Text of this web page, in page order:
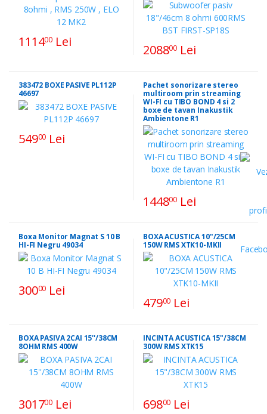
111400 Lei
208800 Lei
383472 BOXE PASIVE PL112P
46697
54900 Lei
Pachet sonorizare stereo
multiroom prin streaming
WI-FI cu TIBO BOND 4 si 2
boxe de tavan Inakustik
Ambientone R1
144800 Lei
Boxa Monitor Magnat S 10 B
HI-FI Negru 49034
30000 Lei
BOXA ACUSTICA 10"/25CM
150W RMS XTK10-MKII
47900 Lei
BOXA PASIVA 2CAI 15''/38CM
8OHM RMS 400W
301700 Lei
INCINTA ACUSTICA 15"/38CM
300W RMS XTK15
69800 Lei